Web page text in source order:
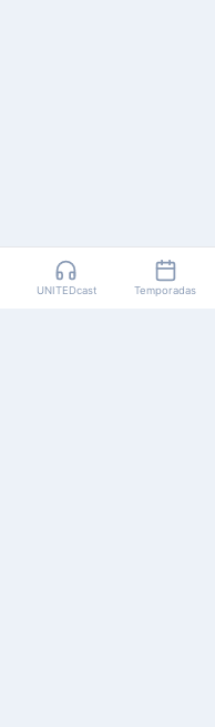
UNITEDcast Temporadas